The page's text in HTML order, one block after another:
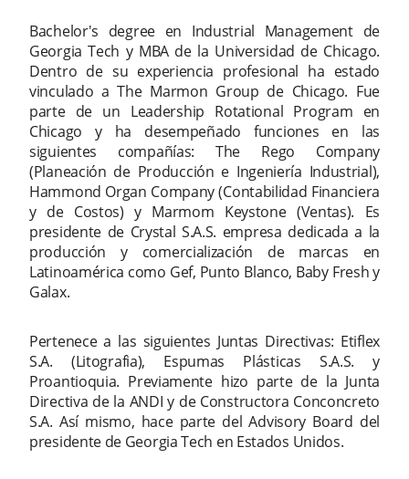
Bachelor's degree en Industrial Management de
Georgia Tech y MBA de la Universidad de Chicago.
Dentro de su experiencia profesional ha estado
vinculado a The Marmon Group de Chicago. Fue
parte de un Leadership Rotational Program en
Chicago y ha desempeñado funciones en las
siguientes compañías: The Rego Company
(Planeación de Producción e Ingeniería Industrial),
Hammond Organ Company (Contabilidad Financiera
y de Costos) y Marmom Keystone (Ventas). Es
presidente de Crystal S.A.S. empresa dedicada a la
producción y comercialización de marcas en
Latinoamérica como Gef, Punto Blanco, Baby Fresh y
Galax.
Pertenece a las siguientes Juntas Directivas: Etiflex
S.A. (Litografia), Espumas Plásticas S.A.S. y
Proantioquia. Previamente hizo parte de la Junta
Directiva de la ANDI y de Constructora Conconcreto
S.A. Así mismo, hace parte del Advisory Board del
presidente de Georgia Tech en Estados Unidos.